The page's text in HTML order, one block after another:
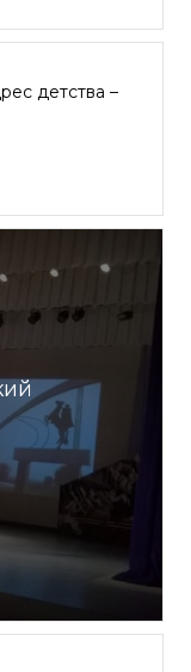
детства –